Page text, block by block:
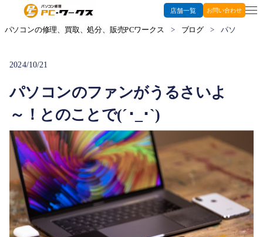
店舗一覧 お問い合わせ
パソコンの修理、買取、処分、販売PCワークス > ブログ > パソコンの
2024/10/21
パソコンのファンがうるさいよ
～！とのことで(´･_･`)